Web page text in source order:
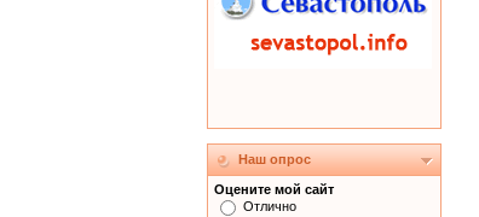
Наш опрос
Оцените мой сайт
Отлично